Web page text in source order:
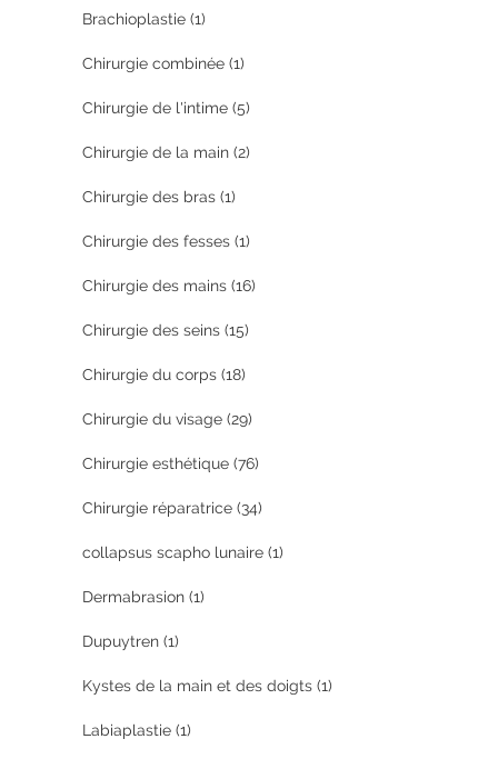
Brachioplastie (1)
Chirurgie combinée (1)
Chirurgie de l'intime (5)
Chirurgie de la main (2)
Chirurgie des bras (1)
Chirurgie des fesses (1)
Chirurgie des mains (16)
Chirurgie des seins (15)
Chirurgie du corps (18)
Chirurgie du visage (29)
Chirurgie esthétique (76)
Chirurgie réparatrice (34)
collapsus scapho lunaire (1)
Dermabrasion (1)
Dupuytren (1)
Kystes de la main et des doigts (1)
Labiaplastie (1)